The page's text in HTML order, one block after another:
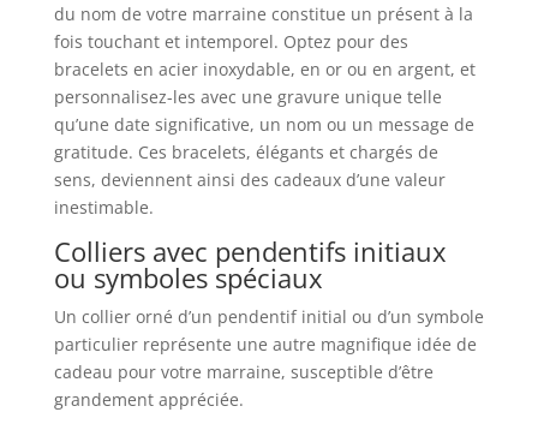
du nom de votre marraine constitue un présent à la
fois touchant et intemporel. Optez pour des
bracelets en acier inoxydable, en or ou en argent, et
personnalisez-les avec une gravure unique telle
qu’une date significative, un nom ou un message de
gratitude. Ces bracelets, élégants et chargés de
sens, deviennent ainsi des cadeaux d’une valeur
inestimable.
Colliers avec pendentifs initiaux
ou symboles spéciaux
Un collier orné d’un pendentif initial ou d’un symbole
particulier représente une autre magnifique idée de
cadeau pour votre marraine, susceptible d’être
grandement appréciée.